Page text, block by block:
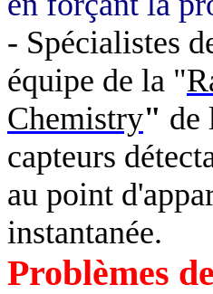
- Spécialistes
équipe de la "
Chemistry" de
capteurs
au point
instantanée.
Problèmes